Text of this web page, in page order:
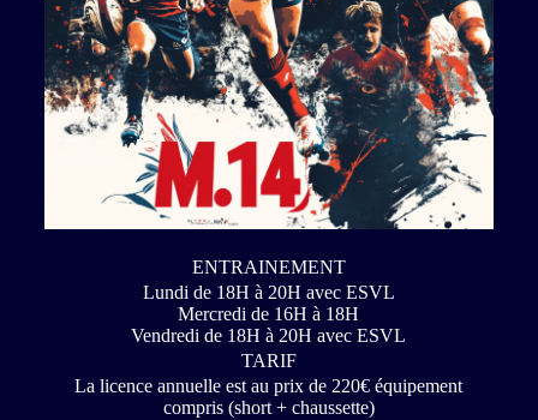
ENTRAINEMENT
Lundi de 18H à 20H avec ESVL
Mercredi de 16H à 18H
Vendredi de 18H à 20H avec ESVL
TARIF
La licence annuelle est au prix de 220€ équipement
compris (short + chaussette)